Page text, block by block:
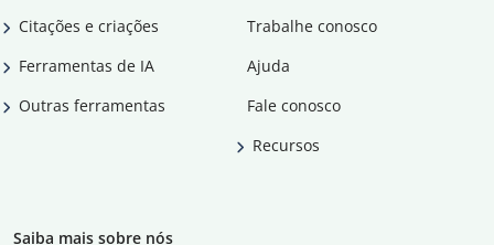
Citações e criações
Ferramentas de IA
Outras ferramentas
Trabalhe conosco
Ajuda
Fale conosco
Recursos
Saiba mais sobre nós